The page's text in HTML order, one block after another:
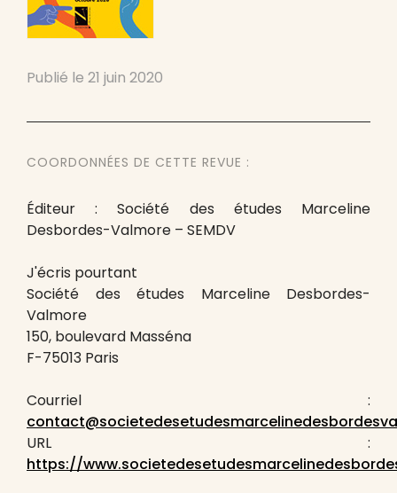
Publié le 21 juin 2020
COORDONNÉES DE CETTE REVUE :
Éditeur : Société des études Marceline
Desbordes-Valmore – SEMDV
J'écris pourtant
Société des études Marceline Desbordes-
Valmore
150, boulevard Masséna
F-75013 Paris
Courriel :
URL :
https://